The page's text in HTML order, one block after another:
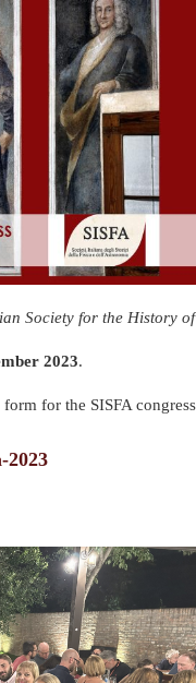
Society for the History of
2023.
for the SISFA congress
2023